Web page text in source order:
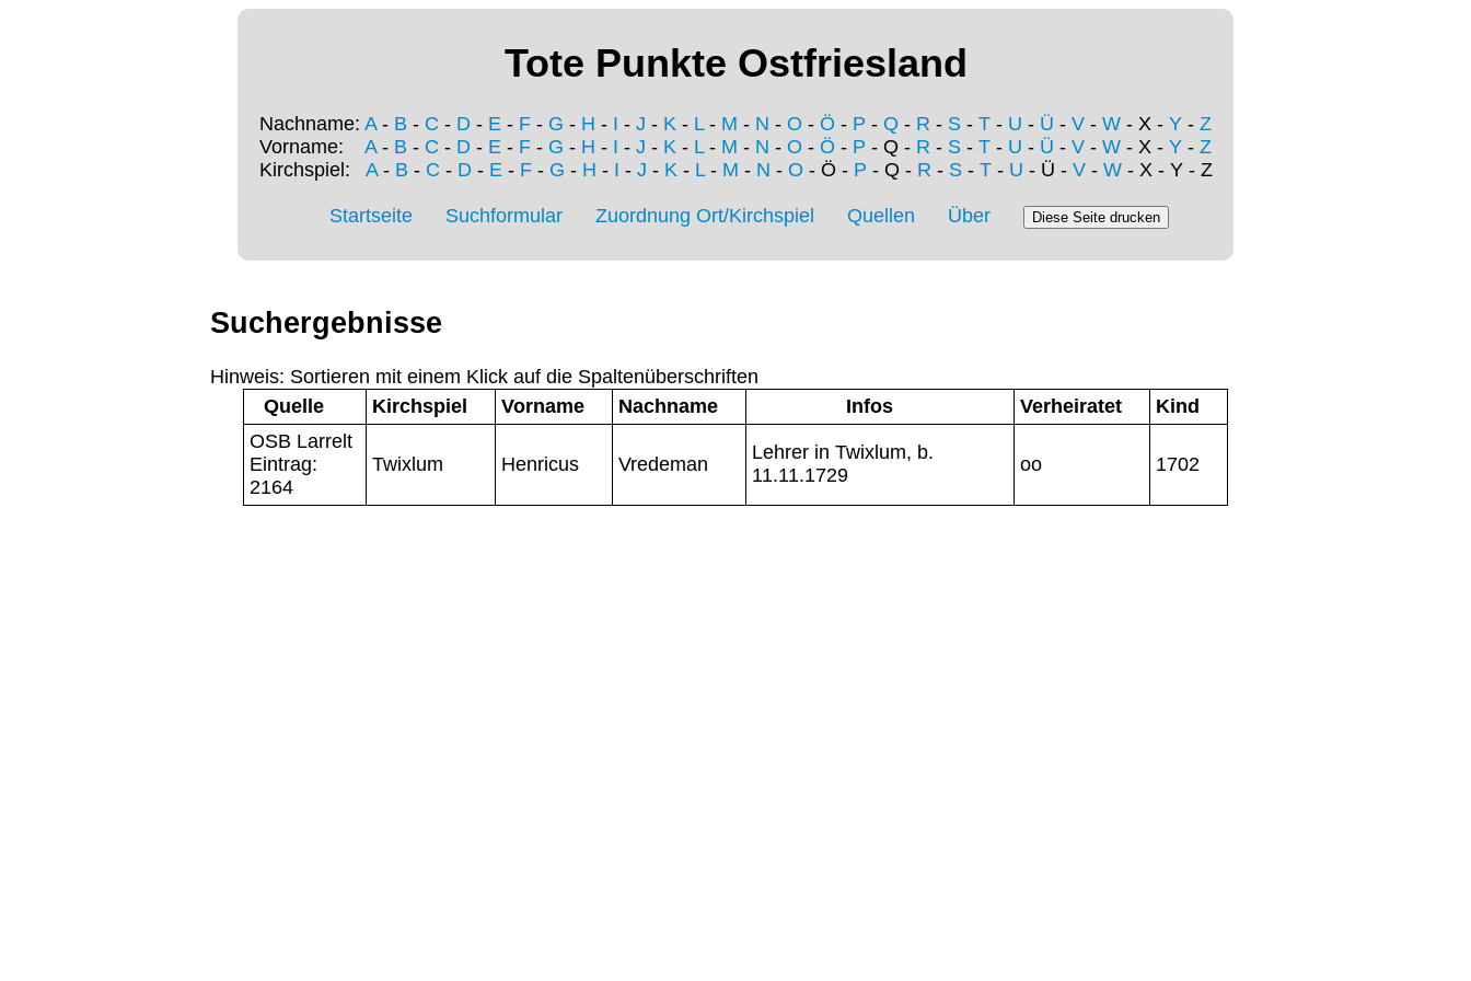
Tote Punkte Ostfriesland
Nachname: A- B - C - D - E - F - G - H - I - J - K - L- M - N - O - Ö - P - Q - R - S - T - U - Ü - V - W - X - Y - Z
Vorname: A- B - C - D - E - F - G - H - I - J - K - L- M - N - O - Ö - P - Q - R - S - T - U - Ü - V - W - X - Y - Z
Kirchspiel: A- B - C - D- E- F- G - H - I - J - K- L- M - N - O - Ö - P - Q - R - S- T- U - Ü - V- W- X - Y - Z
Startseite Suchformular Zuordnung Ort/Kirchspiel Quellen Über
Suchergebnisse
Hinweis: Sortieren mit einem Klick auf die Spaltenüberschriften
Quelle
Kirchspiel Vorname Nachname Infos Verheiratet
Kind
OSB Larrelt
Eintrag:
2164
Twixlum Henricus Vredeman
Lehrer in Twixlum, b.
11.11.1729
oo 1702